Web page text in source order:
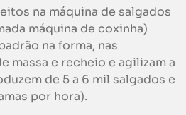
na máquina de salgados
máquina de coxinha)
na forma, nas
massa e recheio e agilizam a
de 5 a 6 mil salgados e
por hora).